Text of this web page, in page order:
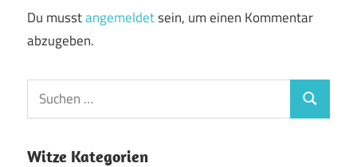
Du musstangemeldetsein, um einen Kommentar
abzugeben.
Witze Kategorien